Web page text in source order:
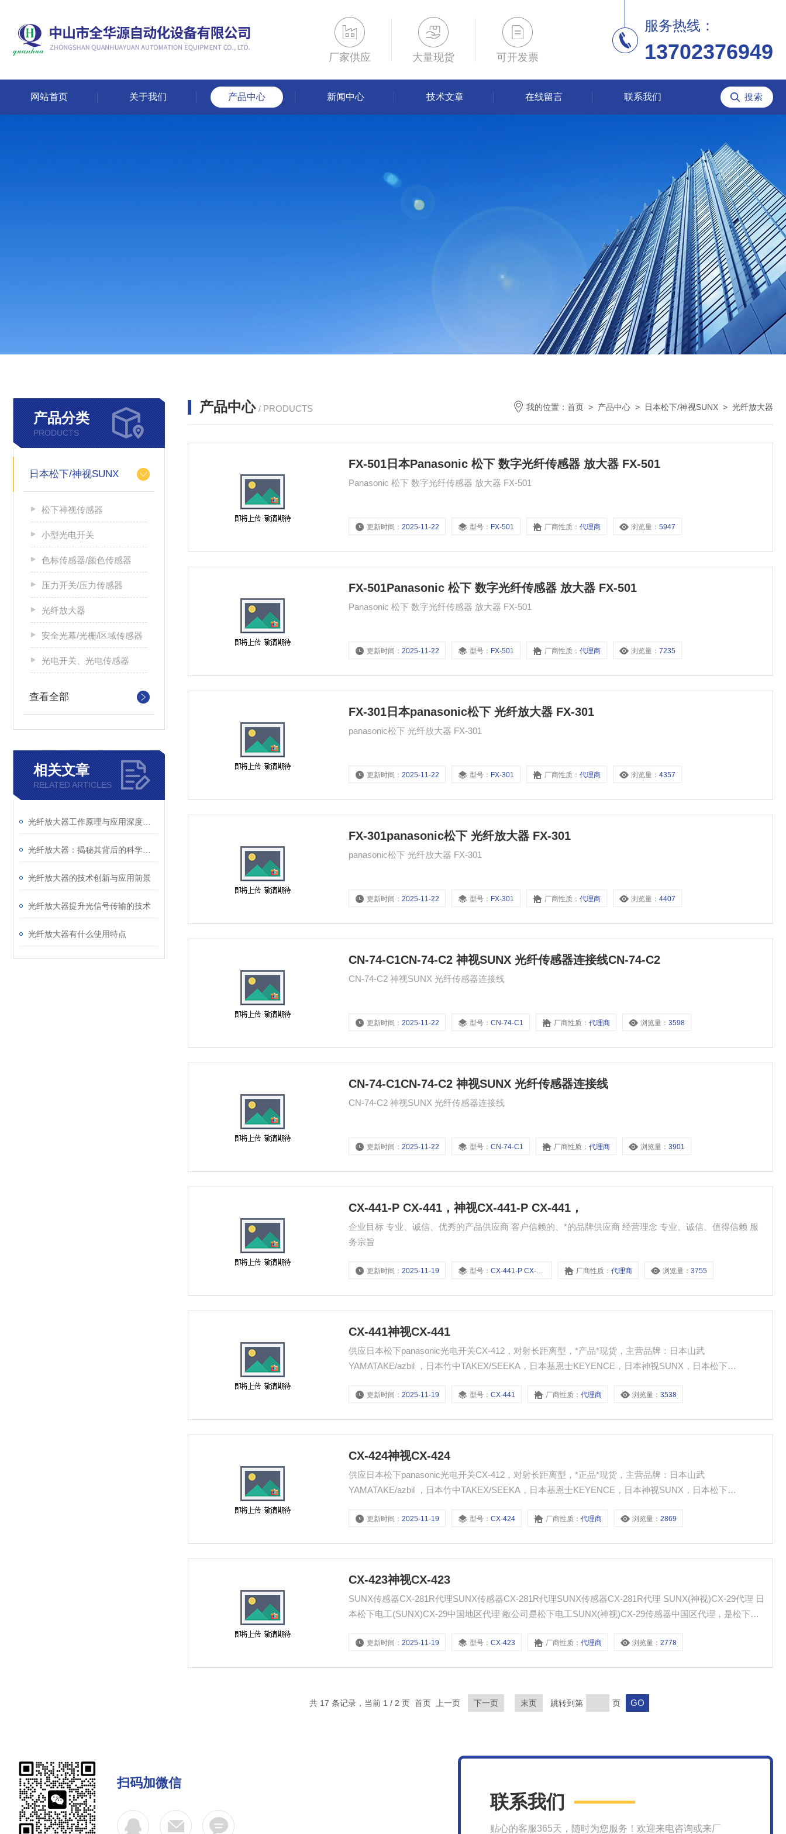
厂家供应 大量现货 可开发票
服务热线：
13702376949
网站首页 关于我们 产品中心 新闻中心 技术文章 在线留言 联系我们
产品分类
PRODUCTS
日本松下/神视SUNX
松下神视传感器
小型光电开关
色标传感器/颜色传感器
压力开关/压力传感器
光纤放大器
安全光幕/光栅/区域传感器
光电开关、光电传感器
查看全部
相关文章
RELATED ARTICLES
光纤放大器的技术创新与应用前景
光纤放大器提升光信号传输的技术
光纤放大器有什么使用特点
产品中心 / PRODUCTS 我的位置： 首页 > 产品中心 > 日本松下/神视SUNX > 光纤放大器
FX-501日本Panasonic 松下 数字光纤传感器 放大器 FX-501
Panasonic 松下 数字光纤传感器 放大器 FX-501
更新时间：2025-11-22 型号： FX-501 厂商性质：代理商 浏览量：5947
FX-501Panasonic 松下 数字光纤传感器 放大器 FX-501
Panasonic 松下 数字光纤传感器 放大器 FX-501
更新时间：2025-11-22 型号： FX-501 厂商性质：代理商 浏览量：7235
FX-301日本panasonic松下 光纤放大器 FX-301
panasonic松下 光纤放大器 FX-301
更新时间：2025-11-22 型号： FX-301 厂商性质：代理商 浏览量：4357
FX-301panasonic松下 光纤放大器 FX-301
panasonic松下 光纤放大器 FX-301
更新时间：2025-11-22 型号： FX-301 厂商性质：代理商 浏览量：4407
CN-74-C1CN-74-C2 神视SUNX 光纤传感器连接线CN-74-C2
CN-74-C2 神视SUNX 光纤传感器连接线
更新时间：2025-11-22 型号：CN-74-C1 厂商性质：代理商 浏览量：3598
CN-74-C1CN-74-C2 神视SUNX 光纤传感器连接线
CN-74-C2 神视SUNX 光纤传感器连接线
更新时间：2025-11-22 型号：CN-74-C1 厂商性质：代理商 浏览量：3901
CX-441-P CX-441，神视CX-441-P CX-441，
企业目标 专业、诚信、优秀的产品供应商 客户信赖的、*的品牌供应商 经营理念 专业、诚信、值得信赖 服
务宗旨
更新时间：2025-11-19 型号：CX-441-P CX-441， 厂商性质：代理商 浏览量：3755
CX-441神视CX-441
供应日本松下panasonic光电开关CX-412，对射长距离型，*产品*现货，主营品牌：日本山武
YAMATAKE/azbil ，日本竹中TAKEX/SEEKA，日本基恩士KEYENCE，日本神视SUNX，日本松下
SICK，瑞士佳乐CARLO GAVAZZI，美国邦纳BANNER，日本SMC，日本奥普士OPTEX 主营产品：光电开
更新时间：2025-11-19 型号：CX-441 厂商性质：代理商 浏览量：3538
CX-424神视CX-424
供应日本松下panasonic光电开关CX-412，对射长距离型，*正品*现货，主营品牌：日本山武
YAMATAKE/azbil ，日本竹中TAKEX/SEEKA，日本基恩士KEYENCE，日本神视SUNX，日本松下
SICK，瑞士佳乐CARLO GAVAZZI，美国邦纳BANNER，日本SMC，日本奥普士OPTEX 主营产品：光电开
更新时间：2025-11-19 型号：CX-424 厂商性质：代理商 浏览量：2869
CX-423神视CX-423
SUNX传感器CX-281R代理SUNX传感器CX-281R代理SUNX传感器CX-281R代理 SUNX(神视)CX-29代理 日
本松下电工(SUNX)CX-29中国地区代理 敝公司是松下电工SUNX(神视)CX-29传感器中国区代理，是松下电
7/FZ-11/FX-302/FX-303/FX-305/ SUNX光电传感器
更新时间：2025-11-19 型号：CX-423 厂商性质：代理商 浏览量：2778
共 17 条记录，当前 1 / 2 页 首页 上一页 下一页 末页 跳转到第 页
扫码加微信
联系我们
贴心的客服365天，随时为您服务！欢迎来电咨询或来厂